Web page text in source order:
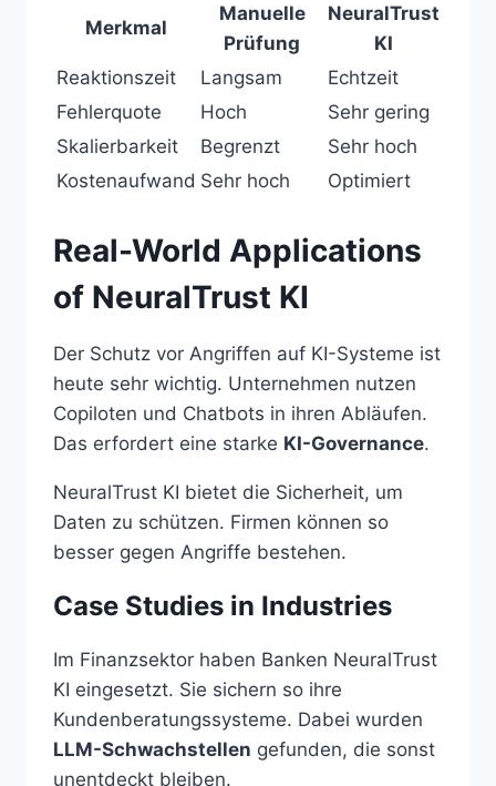
Merkmal
Manuelle
Prüfung
NeuralTrust
KI
Reaktionszeit
Langsam
Echtzeit
Fehlerquote
Hoch
Sehr gering
Skalierbarkeit
Begrenzt
Sehr hoch
Kostenaufwand Sehr hoch Optimiert
Real-World Applications
of NeuralTrust KI
Der Schutz vor Angriffen auf KI-Systeme ist
heute sehr wichtig. Unternehmen nutzen
Copiloten und Chatbots in ihren Abläufen.
Das erfordert eine starke KI-Governance.
NeuralTrust KI bietet die Sicherheit, um
Daten zu schützen. Firmen können so
besser gegen Angriffe bestehen.
Case Studies in Industries
Im Finanzsektor haben Banken NeuralTrust
KI eingesetzt. Sie sichern so ihre
Kundenberatungssysteme. Dabei wurden
LLM-Schwachstellen gefunden, die sonst
unentdeckt bleiben.